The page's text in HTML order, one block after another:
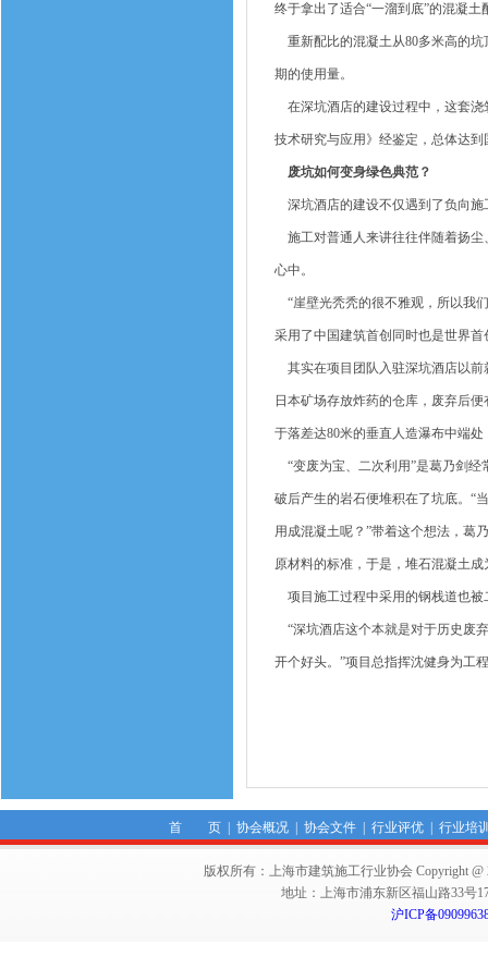
终于拿出了适合“一溜到底”的混凝
重新配比的混凝土从80多米高的坑
期的使用量。
在深坑酒店的建设过程中，这套
技术研究与应用》经鉴定，总体达
废坑如何变身绿色典范？
深坑酒店的建设不仅遇到了负向施
施工对普通人来讲往往伴随着扬尘
心中。
“崖壁光秃秃的很不雅观，所以我
采用了中国建筑首创同时也是世界
其实在项目团队入驻深坑酒店以前
日本矿场存放炸药的仓库，废弃后
于落差达80米的垂直人造瀑布中端
“变废为宝、二次利用”是葛乃剑经
破后产生的岩石便堆积在了坑底。“
用成混凝土呢？”带着这个想法，葛
原材料的标准，于是，堆石混凝土
项目施工过程中采用的钢栈道也被
“深坑酒店这个本就是对于历史废
开个好头。”项目总指挥沈健身为工
首 页| 协会概况| 协会文件| 行业评优| 行业培
版权所有：上海市建筑施工行业协会 Copyright @
地址：上海市浦东新区福山路33号
沪ICP备